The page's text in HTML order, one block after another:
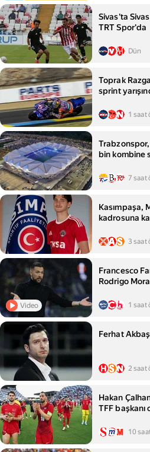
Sivas'ta
TRT Spor'da
Dün
Toprak
sprint
1 saat
bin kombine
7 saat
Kasımpaşa,
kadrosuna
3 saat
Video
Francesco
Rodrigo
1 saat
Ferhat Akbaş
2 saat
Hakan
TFF
10